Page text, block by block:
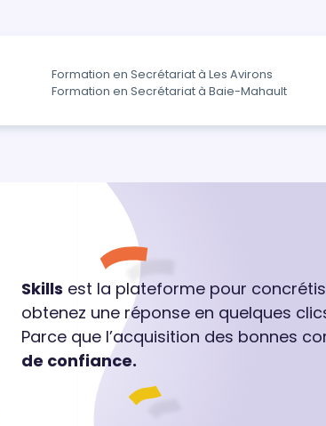
Formation en Secrétariat à Les Avirons
Formation en Secrétariat à Baie-Mahault
Skills est la plateforme pour
obtenez une réponse en quelques
Parce que l’acquisition des bonnes
de confiance.